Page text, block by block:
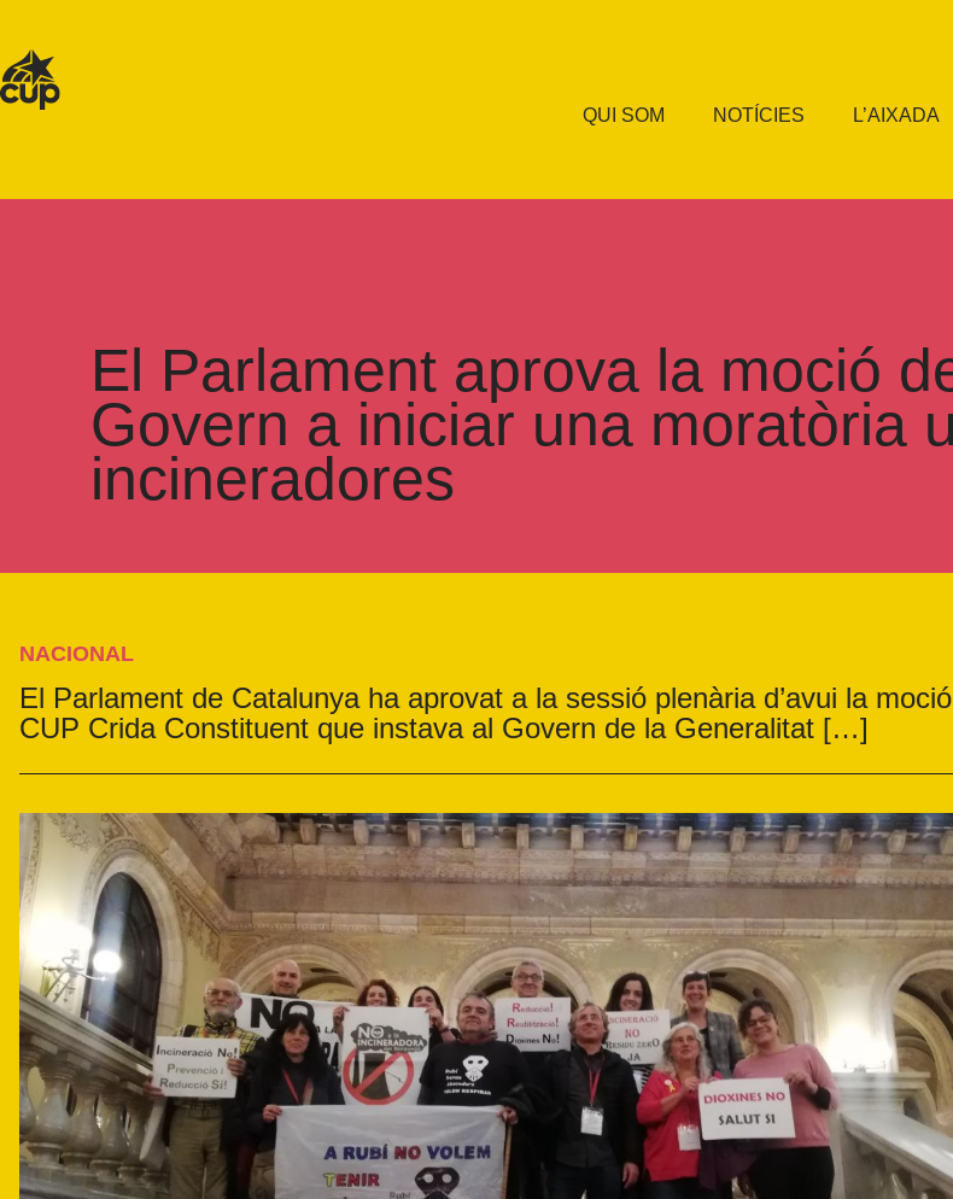
QUI SOM NOTÍCIES L’AIXADA
El Parlament aprova la moció
Govern a iniciar una moratòria
incineradores
NACIONAL
El Parlament de Catalunya ha aprovat a la sessió plenària d’avui la
CUP Crida Constituent que instava al Govern de la Generalitat […]